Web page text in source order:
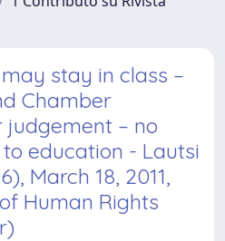
stay in class –
Chamber
– no
education - Lautsi
March 18, 2011,
Human Rights